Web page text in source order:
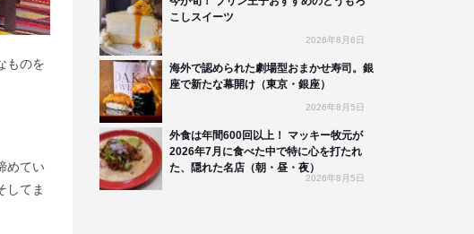
ものを
めてい
してま
こしスイーツ
2026年8月6日
海外で認められた劇場型おまかせ寿司。銀
座で新たな幕開け（東京・銀座）
2026年8月5日
外食は年間600回以上！ マッキー牧元が
2026年7月に食べた中で特に心を打たれ
た、隠れた名店（朝・昼・夜）
2026年8月5日